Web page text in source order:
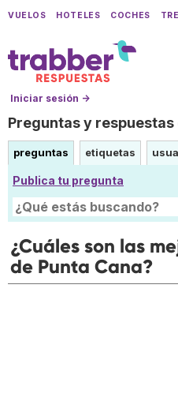
VUELOS HOTELES COCHES
Iniciar sesión →
Preguntas y respuestas
preguntas etiquetas
Publica tu pregunta
¿Cuáles son las
de Punta Cana?